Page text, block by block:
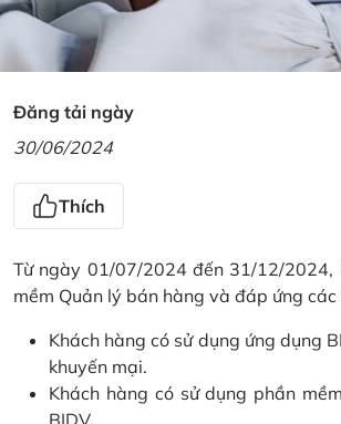
Đăng tải ngày
30/06/2024
Thích
Từ ngày 01/07/2024 đến 31/12/2024,
mềm Quản lý bán hàng và đáp ứng
Khách hàng có sử dụng ứng dụng
khuyến mại.
Khách hàng có sử dụng phần
BIDV.